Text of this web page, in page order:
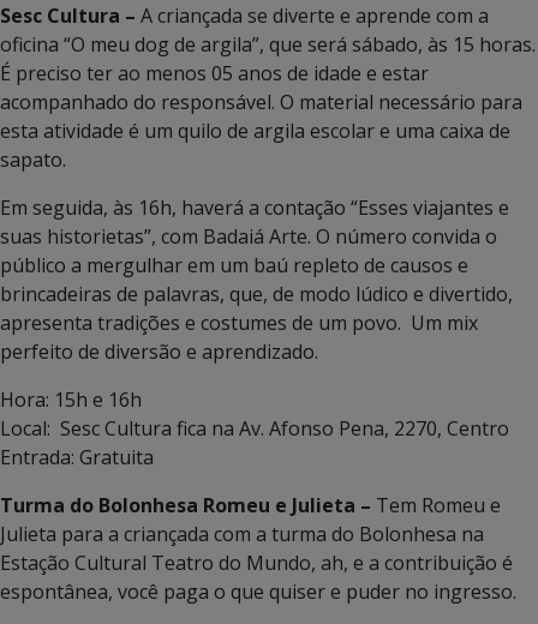
Sesc Cultura – A criançada se diverte e aprende com a
oficina “O meu dog de argila”, que será sábado, às 15 horas.
É preciso ter ao menos 05 anos de idade e estar
acompanhado do responsável. O material necessário para
esta atividade é um quilo de argila escolar e uma caixa de
sapato.
Em seguida, às 16h, haverá a contação “Esses viajantes e
suas historietas”, com Badaiá Arte. O número convida o
público a mergulhar em um baú repleto de causos e
brincadeiras de palavras, que, de modo lúdico e divertido,
apresenta tradições e costumes de um povo. Um mix
perfeito de diversão e aprendizado.
Hora: 15h e 16h
Local: Sesc Cultura fica na Av. Afonso Pena, 2270, Centro
Entrada: Gratuita
Turma do Bolonhesa Romeu e Julieta – Tem Romeu e
Julieta para a criançada com a turma do Bolonhesa na
Estação Cultural Teatro do Mundo, ah, e a contribuição é
espontânea, você paga o que quiser e puder no ingresso.